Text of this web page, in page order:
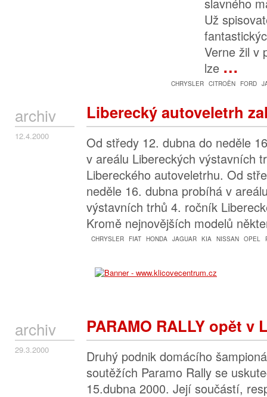
Už
Verne žil v
lze …
CHRYSLER CITROËN FORD
Liberecký autoveletrh
archiv
12.4.2000
Od středy 12. dubna do neděle
v areálu Libereckých výstavních
Libereckého autoveletrhu. Od
neděle 16. dubna probíhá v
výstavních trhů 4. ročník
Kromě nejnovějších modelů
CHRYSLER FIAT HONDA JAGUAR KIA NISSAN OPEL
PARAMO RALLY opět v
archiv
29.3.2000
Druhý podnik domácího
soutěžích Paramo Rally se
15.dubna 2000. Její součástí,